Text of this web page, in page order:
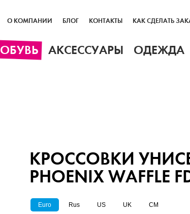
О КОМПАНИИ БЛОГ КОНТАКТЫ КАК СДЕЛАТЬ
ОБУВЬ АКСЕССУАРЫ ОДЕЖДА
КРОССОВКИ
PHOENIX WAFFLE
Euro Rus US UK CM